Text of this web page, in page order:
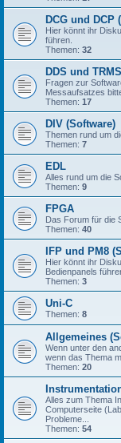
DCG und DCP
Hier könnt ihr
führen.
Themen: 32
DDS und
Fragen zur
Messaufsatzes
Themen: 17
DIV (Software)
Themen rund um
Themen: 7
EDL
Alles rund um die
Themen: 9
FPGA
Das Forum für die
Themen: 40
IFP und PM8
Hier könnt ihr
Bedienpanels
Themen: 3
Uni-C
Themen: 8
Allgemeines
Wenn unter den
wenn das Thema
Themen: 20
Alles zum Thema
Computerseite
Probleme...
Themen: 54